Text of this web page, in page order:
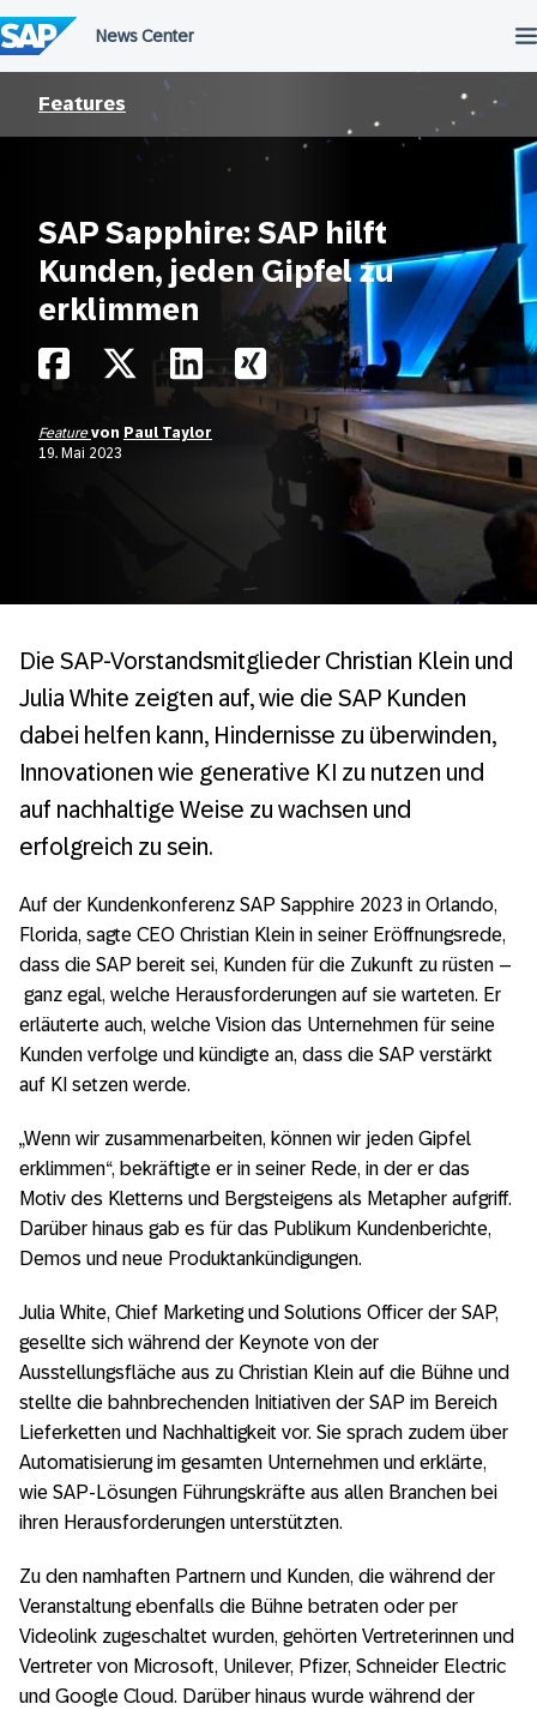
Features
SAP Sapphire: SAP hilft
Kunden, jeden Gipfel zu
erklimmen
Featurevon Paul Taylor
19. Mai 2023
Die SAP-Vorstandsmitglieder Christian Klein und
Julia White zeigten auf, wie die SAP Kunden
dabei helfen kann, Hindernisse zu überwinden,
Innovationen wie generative KI zu nutzen und
auf nachhaltige Weise zu wachsen und
erfolgreich zu sein.
Auf der Kundenkonferenz SAP Sapphire 2023 in Orlando,
Florida, sagte CEO Christian Klein in seiner Eröffnungsrede,
dass die SAP bereit sei, Kunden für die Zukunft zu rüsten –
ganz egal, welche Herausforderungen auf sie warteten. Er
erläuterte auch, welche Vision das Unternehmen für seine
Kunden verfolge und kündigte an, dass die SAP verstärkt
auf KI setzen werde.
„Wenn wir zusammenarbeiten, können wir jeden Gipfel
erklimmen“, bekräftigte er in seiner Rede, in der er das
Motiv des Kletterns und Bergsteigens als Metapher aufgriff.
Darüber hinaus gab es für das Publikum Kundenberichte,
Demos und neue Produktankündigungen.
Julia White, Chief Marketing und Solutions Officer der SAP,
gesellte sich während der Keynote von der
Ausstellungsfläche aus zu Christian Klein auf die Bühne und
stellte die bahnbrechenden Initiativen der SAP im Bereich
Lieferketten und Nachhaltigkeit vor. Sie sprach zudem über
Automatisierung im gesamten Unternehmen und erklärte,
wie SAP-Lösungen Führungskräfte aus allen Branchen bei
ihren Herausforderungen unterstützten.
Zu den namhaften Partnern und Kunden, die während der
Veranstaltung ebenfalls die Bühne betraten oder per
Videolink zugeschaltet wurden, gehörten Vertreterinnen und
Vertreter von Microsoft, Unilever, Pfizer, Schneider Electric
und Google Cloud. Darüber hinaus wurde während der